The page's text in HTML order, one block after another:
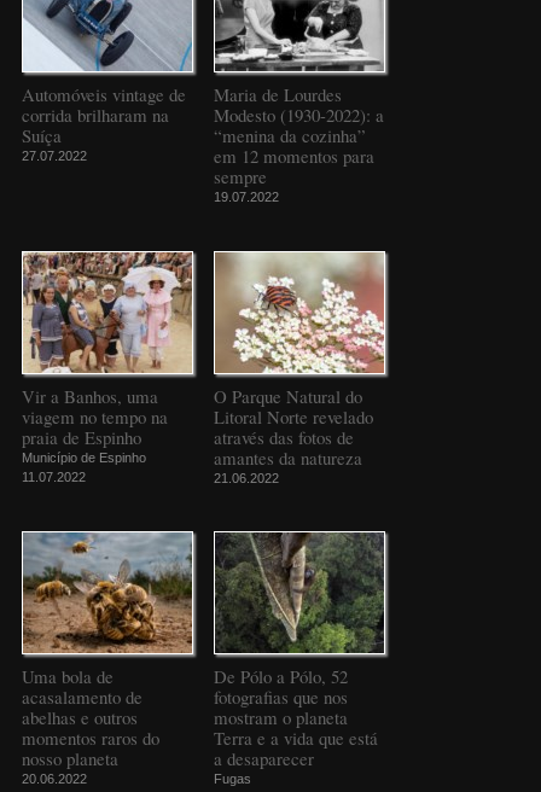
Automóveis vintage de
corrida brilharam na
Suíça
27.07.2022
Maria de Lourdes
Modesto (1930-2022): a
“menina da cozinha”
em 12 momentos para
sempre
19.07.2022
Vir a Banhos, uma
viagem no tempo na
praia de Espinho
Município de Espinho
11.07.2022
O Parque Natural do
Litoral Norte revelado
através das fotos de
amantes da natureza
21.06.2022
Uma bola de
acasalamento de
abelhas e outros
momentos raros do
nosso planeta
20.06.2022
De Pólo a Pólo, 52
fotografias que nos
mostram o planeta
Terra e a vida que está
a desaparecer
Fugas